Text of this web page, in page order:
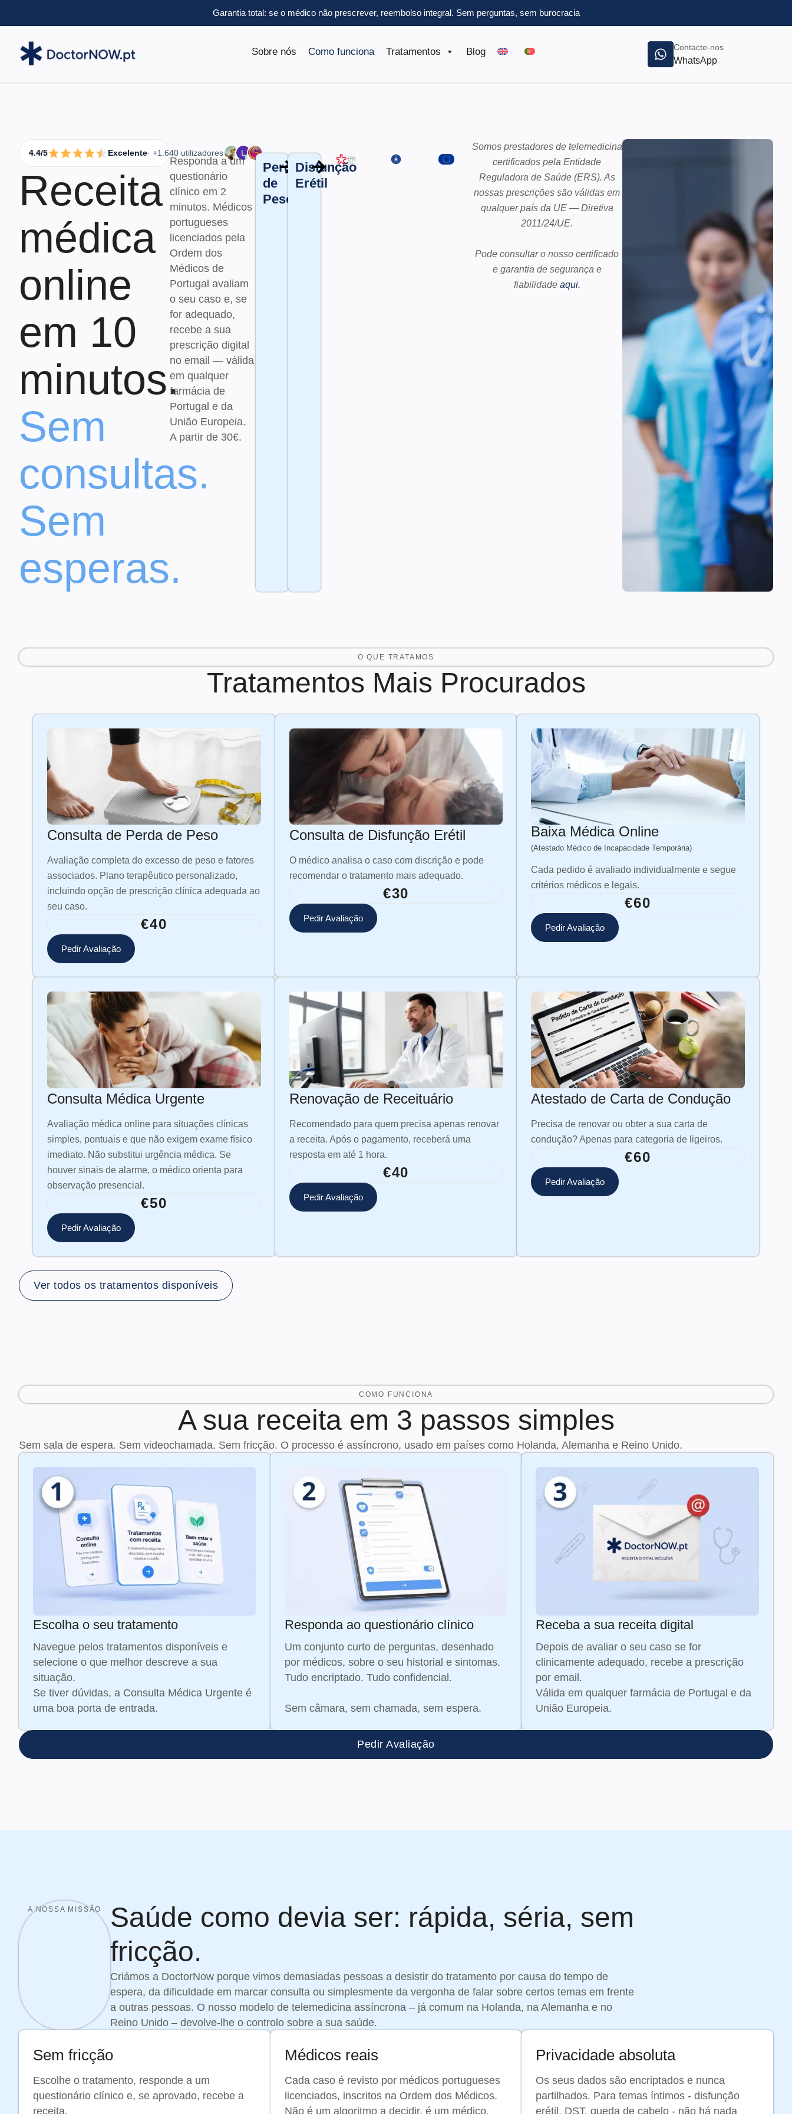
Garantia total: se o médico não prescrever, reembolso integral. Sem perguntas, sem burocracia
Sobre nós Como funciona Tratamentos Blog Contacte-nos
WhatsApp
4.4/5 Excelente· +1.640 utilizadores
Receita
médica
online
em 10
minutos.
Sem
consultas.
Sem
esperas.
Responda a um
questionário
clínico em 2
minutos. Médicos
portugueses
licenciados pela
Ordem dos
Médicos de
Portugal avaliam
o seu caso e, se
for adequado,
recebe a sua
prescrição digital
no email — válida
em qualquer
farmácia de
Portugal e da
União Europeia.
A partir de 30€.
Perda
de
Peso
Disfunção
Erétil
Somos prestadores de telemedicina
certificados pela Entidade
Reguladora de Saúde (ERS). As
nossas prescrições são válidas em
qualquer país da UE — Diretiva
2011/24/UE.
Pode consultar o nosso certificado
e garantia de segurança e
fiabilidade aqui.
O QUE TRATAMOS
Tratamentos Mais Procurados
Consulta de Perda de Peso
Avaliação completa do excesso de peso e fatores
associados. Plano terapêutico personalizado,
incluindo opção de prescrição clínica adequada ao
seu caso.
€40
Pedir Avaliação
Consulta de Disfunção Erétil
O médico analisa o caso com discrição e pode
recomendar o tratamento mais adequado.
€30
Pedir Avaliação
Baixa Médica Online
(Atestado Médico de Incapacidade Temporária)
Cada pedido é avaliado individualmente e segue
critérios médicos e legais.
€60
Pedir Avaliação
Consulta Médica Urgente
Avaliação médica online para situações clínicas
simples, pontuais e que não exigem exame físico
imediato. Não substitui urgência médica. Se
houver sinais de alarme, o médico orienta para
observação presencial.
€50
Pedir Avaliação
Renovação de Receituário
Recomendado para quem precisa apenas renovar
a receita. Após o pagamento, receberá uma
resposta em até 1 hora.
€40
Pedir Avaliação
Atestado de Carta de Condução
Precisa de renovar ou obter a sua carta de
condução? Apenas para categoria de ligeiros.
€60
Pedir Avaliação
Ver todos os tratamentos disponíveis
COMO FUNCIONA
A sua receita em 3 passos simples
Sem sala de espera. Sem videochamada. Sem fricção. O processo é assíncrono, usado em países como Holanda, Alemanha e Reino Unido.
Escolha o seu tratamento
Navegue pelos tratamentos disponíveis e
selecione o que melhor descreve a sua
situação.
Se tiver dúvidas, a Consulta Médica Urgente é
uma boa porta de entrada.
Responda ao questionário clínico
Um conjunto curto de perguntas, desenhado
por médicos, sobre o seu historial e sintomas.
Tudo encriptado. Tudo confidencial.
Sem câmara, sem chamada, sem espera.
Receba a sua receita digital
Depois de avaliar o seu caso se for
clinicamente adequado, recebe a prescrição
por email.
Válida em qualquer farmácia de Portugal e da
União Europeia.
Pedir Avaliação
A NOSSA MISSÃO
Saúde como devia ser: rápida, séria, sem
fricção.
Criámos a DoctorNow porque vimos demasiadas pessoas a desistir do tratamento por causa do tempo de
espera, da dificuldade em marcar consulta ou simplesmente da vergonha de falar sobre certos temas em frente
a outras pessoas. O nosso modelo de telemedicina assíncrona – já comum na Holanda, na Alemanha e no
Reino Unido – devolve-lhe o controlo sobre a sua saúde.
Sem fricção
Escolhe o tratamento, responde a um
questionário clínico e, se aprovado, recebe a
receita.
Médicos reais
Cada caso é revisto por médicos portugueses
licenciados, inscritos na Ordem dos Médicos.
Não é um algoritmo a decidir, é um médico,
Privacidade absoluta
Os seus dados são encriptados e nunca
partilhados. Para temas íntimos - disfunção
erétil, DST, queda de cabelo - não há nada